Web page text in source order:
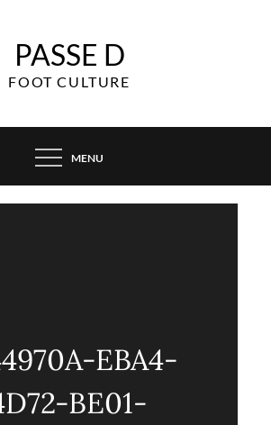
PASSE D
FOOT CULTURE
MENU
EBA4-
BE01-